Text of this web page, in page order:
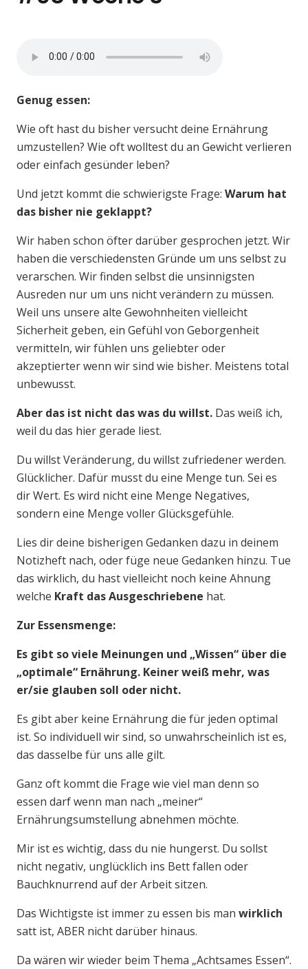
Genug essen:
Wie oft hast du bisher versucht deine Ernährung
umzustellen? Wie oft wolltest du an Gewicht verlieren
oder einfach gesünder leben?
Und jetzt kommt die schwierigste Frage: Warum hat
das bisher nie geklappt?
Wir haben schon öfter darüber gesprochen jetzt. Wir
haben die verschiedensten Gründe um uns selbst zu
verarschen. Wir finden selbst die unsinnigsten
Ausreden nur um uns nicht verändern zu müssen.
Weil uns unsere alte Gewohnheiten vielleicht
Sicherheit geben, ein Gefühl von Geborgenheit
vermitteln, wir fühlen uns geliebter oder
akzeptierter wenn wir sind wie bisher. Meistens total
unbewusst.
Aber das ist nicht das was du willst. Das weiß ich,
weil du das hier gerade liest.
Du willst Veränderung, du willst zufriedener werden.
Glücklicher. Dafür musst du eine Menge tun. Sei es
dir Wert. Es wird nicht eine Menge Negatives,
sondern eine Menge voller Glücksgefühle.
Lies dir deine bisherigen Gedanken dazu in deinem
Notizheft nach, oder füge neue Gedanken hinzu. Tue
das wirklich, du hast vielleicht noch keine Ahnung
welche Kraft das Ausgeschriebene hat.
Zur Essensmenge:
Es gibt so viele Meinungen und „Wissen“ über die
„optimale“ Ernährung. Keiner weiß mehr, was
er/sie glauben soll oder nicht.
Es gibt aber keine Ernährung die für jeden optimal
ist. So individuell wir sind, so unwahrscheinlich ist es,
das dasselbe für uns alle gilt.
Ganz oft kommt die Frage wie viel man denn so
essen darf wenn man nach „meiner“
Ernährungsumstellung abnehmen möchte.
Mir ist es wichtig, dass du nie hungerst. Du sollst
nicht negativ, unglücklich ins Bett fallen oder
Bauchknurrend auf der Arbeit sitzen.
Das Wichtigste ist immer zu essen bis man wirklich
satt ist, ABER nicht darüber hinaus.
Da wären wir wieder beim Thema „Achtsames Essen“.